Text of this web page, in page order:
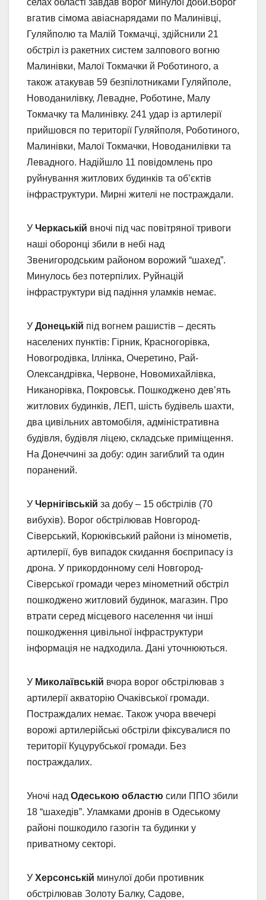
вгатив сімома авіаснарядами по Малинівці,
Гуляйполю та Малій Токмачці, здійснили 21
обстріл із ракетних систем залпового вогню
Малинівки, Малої Токмачки й Роботиного, а
також атакував 59 безпілотниками Гуляйполе,
Новоданилівку, Левадне, Роботине, Малу
Токмачку та Малинівку. 241 удар із артилерії
прийшовся по території Гуляйполя, Роботиного,
Малинівки, Малої Токмачки, Новоданилівки та
Левадного. Надійшло 11 повідомлень про
руйнування житлових будинків та об’єктів
інфраструктури. Мирні жителі не постраждали.
У Черкаській вночі під час повітряної тривоги
наші оборонці збили в небі над
Звенигородським районом ворожий “шахед”.
Минулось без потерпілих. Руйнацій
інфраструктури від падіння уламків немає.
У Донецькій під вогнем рашистів – десять
населених пунктів: Гірник, Красногорівка,
Новогродівка, Іллінка, Очеретино, Рай-
Олександрівка, Червоне, Новомихайлівка,
Никанорівка, Покровськ. Пошкоджено дев’ять
житлових будинків, ЛЕП, шість будівель шахти,
два цивільних автомобіля, адміністративна
будівля, будівля ліцею, складське приміщення.
На Донеччині за добу: один загиблий та один
поранений.
У Чернігівській за добу – 15 обстрілів (70
вибухів). Ворог обстрілював Новгород-
Сіверський, Корюківський райони із мінометів,
артилерії, був випадок скидання боєприпасу із
дрона. У прикордонному селі Новгород-
Сіверської громади через мінометний обстріл
пошкоджено житловий будинок, магазин. Про
втрати серед місцевого населення чи інші
пошкодження цивільної інфраструктури
інформація не надходила. Дані уточнюються.
У Миколаївській вчора ворог обстрілював з
артилерії акваторію Очаківської громади.
Постраждалих немає. Також учора ввечері
ворожі артилерійські обстріли фіксувалися по
території Куцурубської громади. Без
постраждалих.
Уночі над Одеською областю сили ППО збили
18 “шахедів”. Уламками дронів в Одеському
районі пошкодило газогін та будинки у
приватному секторі.
У Херсонській минулої доби противник
обстрілював Золоту Балку, Садове,